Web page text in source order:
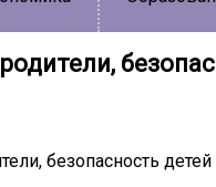
безопасность